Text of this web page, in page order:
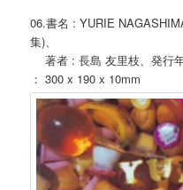
06.書名 : YURIE
集)、
著者 : 長島 友里枝、発行
： 300 x 190 x 10mm